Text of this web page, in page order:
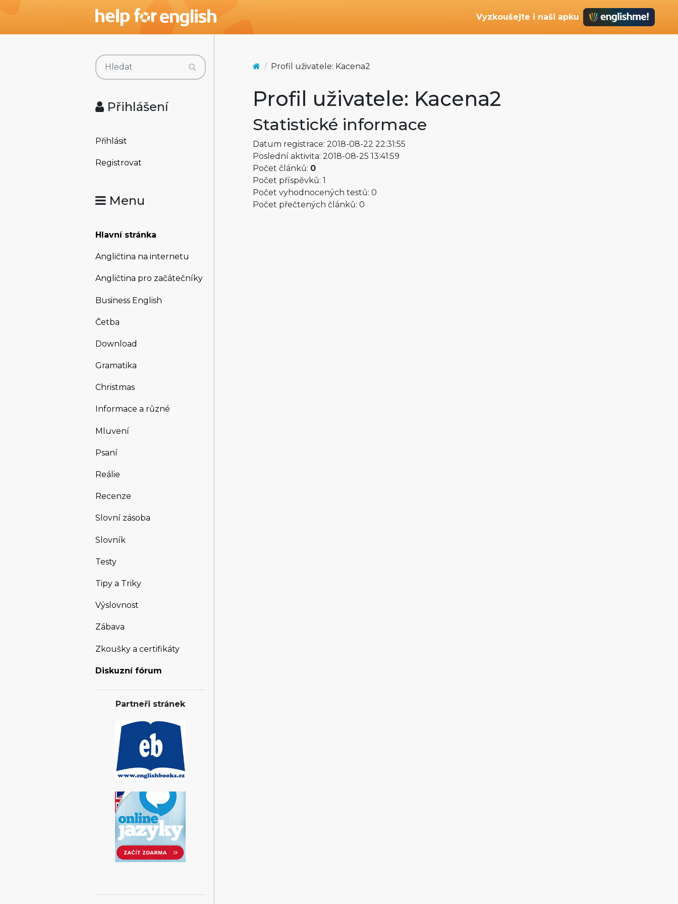
Vyzkoušejte i naši apku
Přihlášení
Přihlásit
Registrovat
Menu
Hlavní stránka
Angličtina na internetu
Angličtina pro začátečníky
Business English
Četba
Download
Gramatika
Christmas
Informace a různé
Mluvení
Psaní
Reálie
Recenze
Slovní zásoba
Slovník
Testy
Tipy a Triky
Výslovnost
Zábava
Zkoušky a certifikáty
Diskuzní fórum
Partneři stránek
Profil uživatele: Kacena2
Profil uživatele: Kacena2
Statistické informace
Datum registrace: 2018-08-22 22:31:55
Poslední aktivita: 2018-08-25 13:41:59
Počet článků: 0
Počet příspěvků: 1
Počet vyhodnocených testů: 0
Počet přečtených článků: 0